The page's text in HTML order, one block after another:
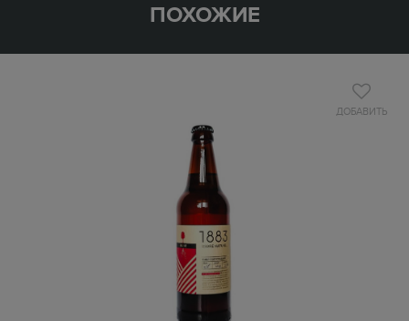
ПОХОЖИЕ
ДОБАВИТЬ